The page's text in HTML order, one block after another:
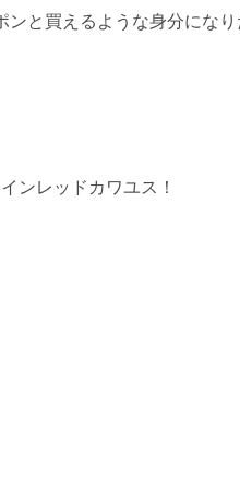
と買えるような身分になり
ンレッドカワユス！